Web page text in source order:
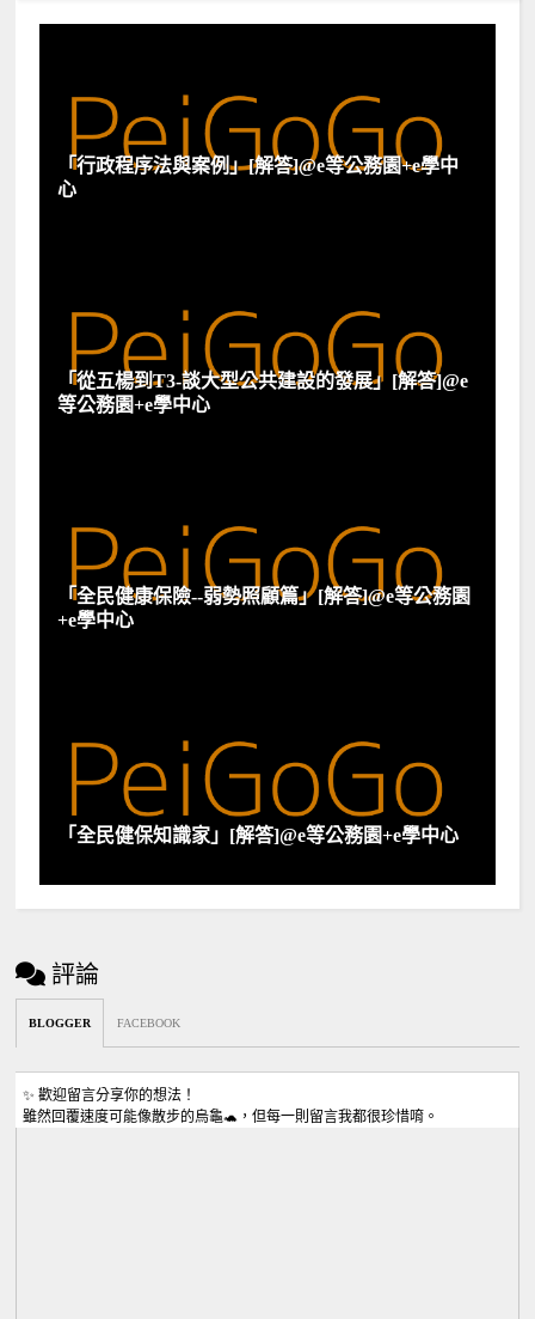
「行政程序法與案例」[解答]@e等公務園+e學中
心
「從五楊到T3-談大型公共建設的發展」[解答]@e
等公務園+e學中心
「全民健康保險--弱勢照顧篇」[解答]@e等公務園
+e學中心
「全民健保知識家」[解答]@e等公務園+e學中心
評論
BLOGGER FACEBOOK
✨ 歡迎留言分享你的想法！
雖然回覆速度可能像散步的烏龜🐢，但每一則留言我都很珍惜唷。